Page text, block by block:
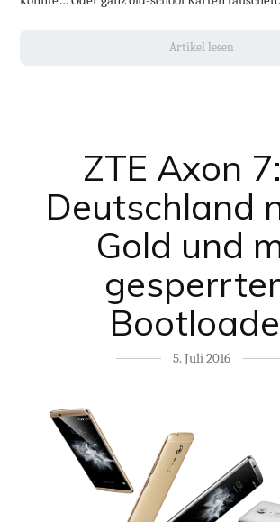
Artikel lesen
ZTE Axon
Deutschland
Gold und
5. Juli 2016
Diese
nicht
optional.
werden
benötigt,
damit die
Website
und
der
Basis der